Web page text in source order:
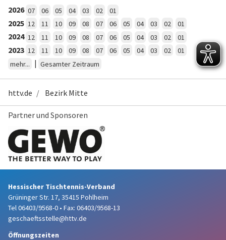
2026 07 06 05 04 03 02 01
2025 12 11 10 09 08 07 06 05 04 03 02 01
2024 12 11 10 09 08 07 06 05 04 03 02 01
2023 12 11 10 09 08 07 06 05 04 03 02
01
mehr...
| Gesamter Zeitraum
httv.de Bezirk Mitte
Partner und Sponsoren
Hessischer Tischtennis-Verband
Grüninger Str. 17, 35415 Pohlheim
Tel 06403/9568-0 • Fax: 06403/9568-13
geschaeftsstelle@httv.de
Öffnungszeiten